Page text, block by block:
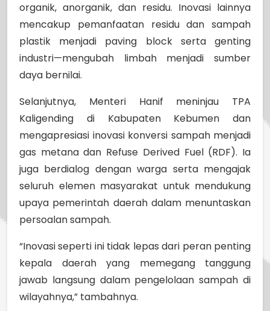
organik, anorganik, dan residu. Inovasi lainnya
mencakup pemanfaatan residu dan sampah
plastik menjadi paving block serta genting
industri—mengubah limbah menjadi sumber
daya bernilai.
Selanjutnya, Menteri Hanif meninjau TPA
Kaligending di Kabupaten Kebumen dan
mengapresiasi inovasi konversi sampah menjadi
gas metana dan Refuse Derived Fuel (RDF). Ia
juga berdialog dengan warga serta mengajak
seluruh elemen masyarakat untuk mendukung
upaya pemerintah daerah dalam menuntaskan
persoalan sampah.
“Inovasi seperti ini tidak lepas dari peran penting
kepala daerah yang memegang tanggung
jawab langsung dalam pengelolaan sampah di
wilayahnya,” tambahnya.